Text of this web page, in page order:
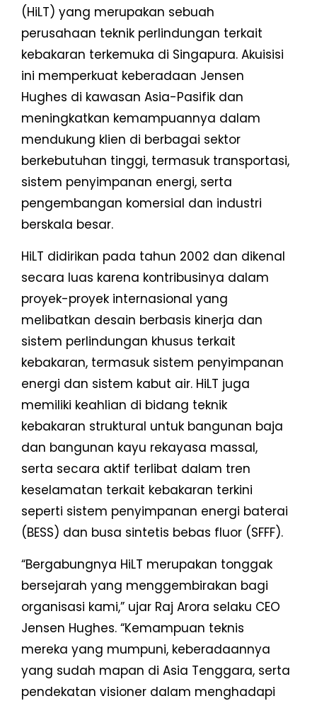
(HiLT) yang merupakan sebuah
perusahaan teknik perlindungan terkait
kebakaran terkemuka di Singapura. Akuisisi
ini memperkuat keberadaan Jensen
Hughes di kawasan Asia-Pasifik dan
meningkatkan kemampuannya dalam
mendukung klien di berbagai sektor
berkebutuhan tinggi, termasuk transportasi,
sistem penyimpanan energi, serta
pengembangan komersial dan industri
berskala besar.
HiLT didirikan pada tahun 2002 dan dikenal
secara luas karena kontribusinya dalam
proyek-proyek internasional yang
melibatkan desain berbasis kinerja dan
sistem perlindungan khusus terkait
kebakaran, termasuk sistem penyimpanan
energi dan sistem kabut air. HiLT juga
memiliki keahlian di bidang teknik
kebakaran struktural untuk bangunan baja
dan bangunan kayu rekayasa massal,
serta secara aktif terlibat dalam tren
keselamatan terkait kebakaran terkini
seperti sistem penyimpanan energi baterai
(BESS) dan busa sintetis bebas fluor (SFFF).
“Bergabungnya HiLT merupakan tonggak
bersejarah yang menggembirakan bagi
organisasi kami,” ujar Raj Arora selaku CEO
Jensen Hughes. “Kemampuan teknis
mereka yang mumpuni, keberadaannya
yang sudah mapan di Asia Tenggara, serta
pendekatan visioner dalam menghadapi